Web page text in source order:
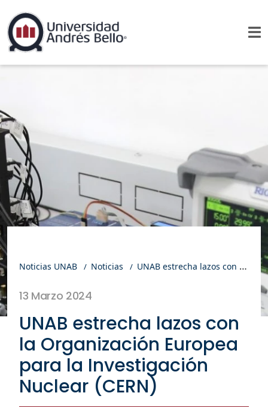
Noticias UNAB Noticias UNAB estrecha lazos con la Organización Europea para la Investigación Nuclear (CERN)
13 Marzo 2024
UNAB estrecha lazos con
la Organización Europea
para la Investigación
Nuclear (CERN)